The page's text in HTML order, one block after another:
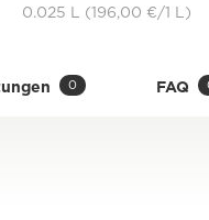
0.025 L (196,00 €/1 L)
0 FAQ